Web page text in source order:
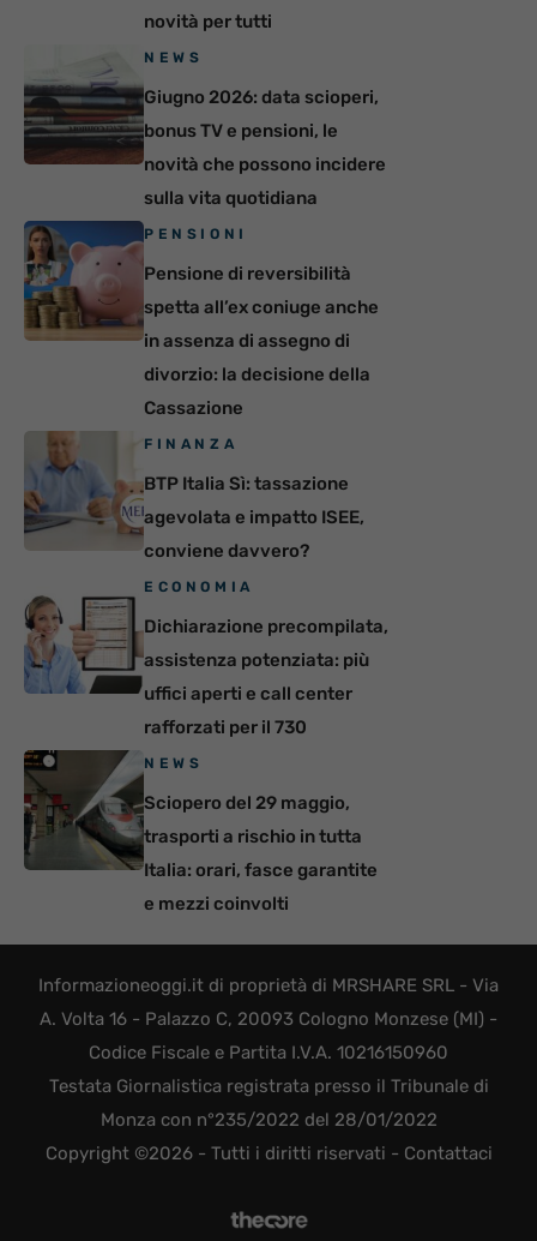
novità per tutti
NEWS
Giugno 2026: data scioperi,
bonus TV e pensioni, le
novità che possono incidere
sulla vita quotidiana
PENSIONI
Pensione di reversibilità
spetta all’ex coniuge anche
in assenza di assegno di
divorzio: la decisione della
Cassazione
FINANZA
BTP Italia Sì: tassazione
agevolata e impatto ISEE,
conviene davvero?
ECONOMIA
Dichiarazione precompilata,
assistenza potenziata: più
uffici aperti e call center
rafforzati per il 730
NEWS
Sciopero del 29 maggio,
trasporti a rischio in tutta
Italia: orari, fasce garantite
e mezzi coinvolti
Informazioneoggi.it di proprietà di MRSHARE SRL - Via
A. Volta 16 - Palazzo C, 20093 Cologno Monzese (MI) -
Codice Fiscale e Partita I.V.A. 10216150960
Testata Giornalistica registrata presso il Tribunale di
Monza con n°235/2022 del 28/01/2022
Copyright ©2026 - Tutti i diritti riservati - Contattaci